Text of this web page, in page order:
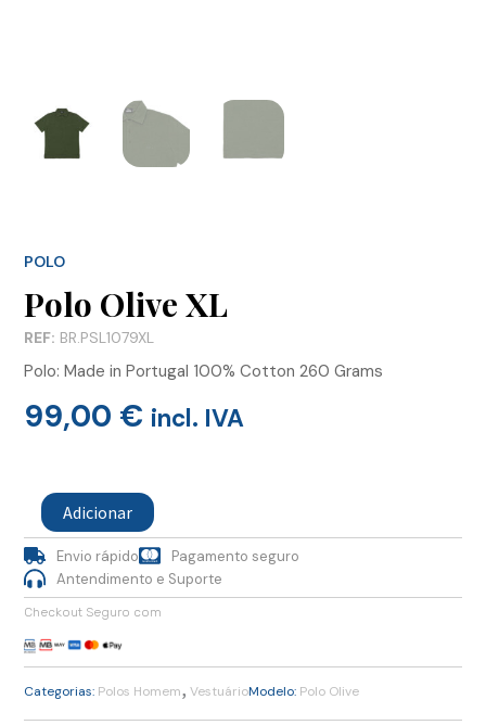
POLO
Polo Olive XL
REF: BR.PSL1079XL
Polo: Made in Portugal 100% Cotton 260 Grams
99,00 € incl. IVA
Polo
Olive
XL
Adicionar
Envio rápido
Pagamento seguro
Antendimento e Suporte
Checkout Seguro com
Categorias: Polos Homem, VestuárioModelo: Polo Olive